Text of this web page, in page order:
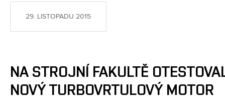
29. LISTOPADU 2015
NA STROJNÍ FAKULTĚ
NOVÝ TURBOVRTULOVÝ MOTOR